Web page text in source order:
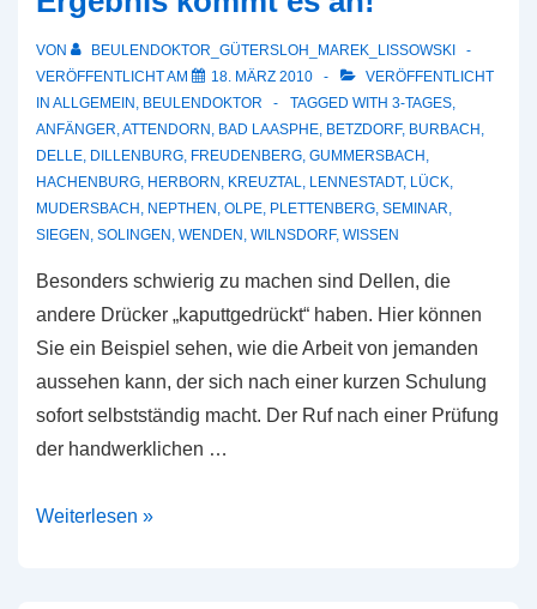
VON
BEULENDOKTOR_GÜTERSLOH_MAREK_LISSOWSKI
VERÖFFENTLICHT AM
18. MÄRZ 2010
VERÖFFENTLICHT
IN ALLGEMEIN , BEULENDOKTOR TAGGED WITH 3-TAGES,
ANFÄNGER,ATTENDORN , BAD LAASPHE, BETZDORF, BURBACH ,
DELLE, DILLENBURG, FREUDENBERG, GUMMERSBACH ,
HACHENBURG, HERBORN , KREUZTAL, LENNESTADT, LÜCK,
MUDERSBACH , NEPTHEN , OLPE, PLETTENBERG, SEMINAR,
SIEGEN , SOLINGEN , WENDEN , WILNSDORF, WISSEN
Besonders schwierig zu machen sind Dellen, die
andere Drücker „kaputtgedrückt“ haben. Hier können
Sie ein Beispiel sehen, wie die Arbeit von jemanden
aussehen kann, der sich nach einer kurzen Schulung
sofort selbstständig macht. Der Ruf nach einer Prüfung
der handwerklichen …
Selbstständig
Weiterlesen »